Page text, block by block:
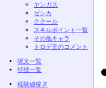
ヤンガス
ゼシカ
ククール
スキルポイント一覧
その他キャラ
トロデ王のコメント
呪文一覧
特技一覧
経験値稼ぎ